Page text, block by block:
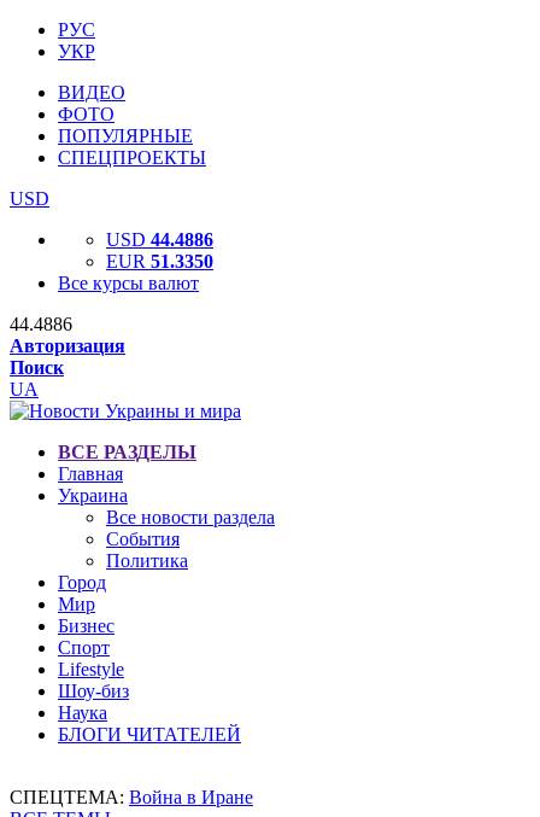
РУС
УКР
ВИДЕО
ФОТО
ПОПУЛЯРНЫЕ
СПЕЦПРОЕКТЫ
USD
USD 44.4886
EUR 51.3350
Все курсы валют
44.4886
Авторизация
Поиск
UA
ВСЕ РАЗДЕЛЫ
Главная
Украина
Все новости раздела
События
Политика
Город
Мир
Бизнес
Спорт
Lifestyle
Шоу-биз
Наука
БЛОГИ ЧИТАТЕЛЕЙ
СПЕЦТЕМА: Война в Иране